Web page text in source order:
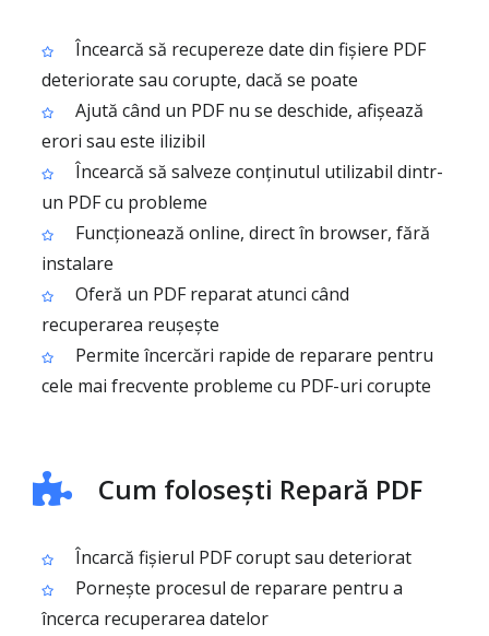
Încearcă să recupereze date din fișiere PDF
deteriorate sau corupte, dacă se poate
Ajută când un PDF nu se deschide, afișează
erori sau este ilizibil
Încearcă să salveze conținutul utilizabil dintr-
un PDF cu probleme
Funcționează online, direct în browser, fără
instalare
Oferă un PDF reparat atunci când
recuperarea reușește
Permite încercări rapide de reparare pentru
cele mai frecvente probleme cu PDF-uri corupte
Cum folosești Repară PDF
Încarcă fișierul PDF corupt sau deteriorat
Pornește procesul de reparare pentru a
încerca recuperarea datelor